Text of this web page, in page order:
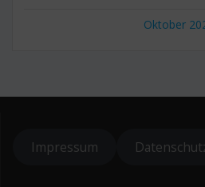
Oktober
Impressum